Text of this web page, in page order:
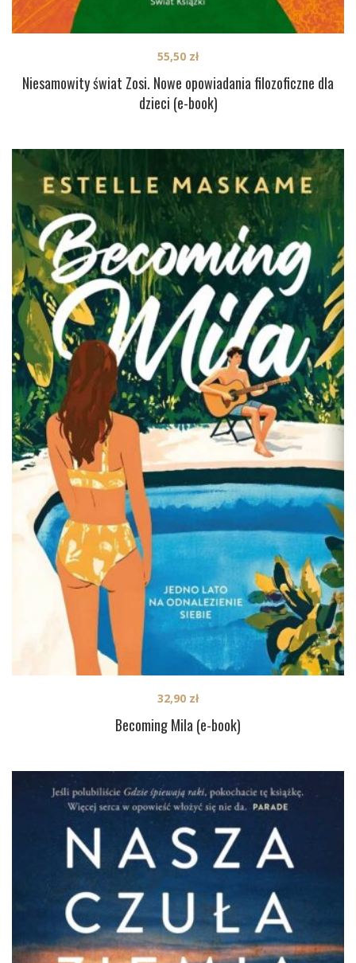
Niesamowity świat Zosi. Nowe opowiadania filozoficzne dla
dzieci (e-book)
55,50 zł
Becoming Mila (e-book)
32,90 zł